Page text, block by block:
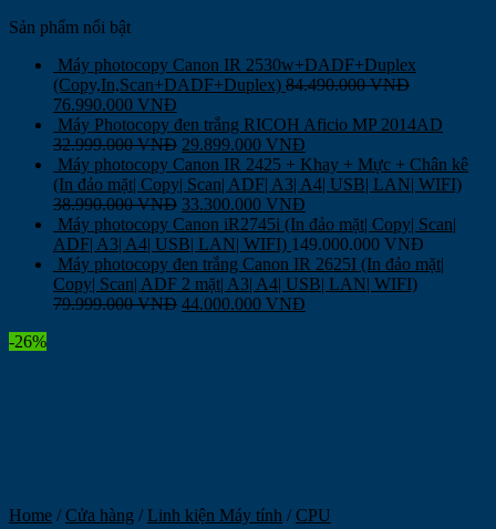
Sản phẩm nổi bật
Máy photocopy Canon IR 2530w+DADF+Duplex
(Copy,In,Scan+DADF+Duplex) 84.490.000VNĐ
76.990.000 VNĐ
Máy Photocopy đen trắng RICOH Aficio MP 2014AD
32.999.000VNĐ 29.899.000 VNĐ
Máy photocopy Canon IR 2425 + Khay + Mực + Chân kê
(In đảo mặt| Copy| Scan| ADF| A3| A4| USB| LAN| WIFI)
38.990.000VNĐ 33.300.000 VNĐ
Máy photocopy Canon iR2745i (In đảo mặt| Copy| Scan|
ADF| A3| A4| USB| LAN| WIFI) 149.000.000 VNĐ
Máy photocopy đen trắng Canon IR 2625I (In đảo mặt|
Copy| Scan| ADF 2 mặt| A3| A4| USB| LAN| WIFI)
79.999.000VNĐ 44.000.000 VNĐ
-26%
Home / Cửa hàng / Linh kiện Máy tính / CPU